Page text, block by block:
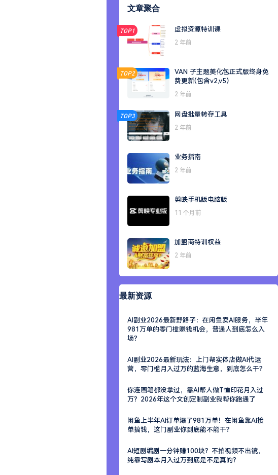
文章聚合
TOP1 虚拟资源特训课
2 年前
TOP2
VAN 子主题美化包正式版终身免
费更新(包含v2,v5）
2 年前
TOP3 网盘批量转存工具
2 年前
业务指南
2 年前
剪映手机版电脑版
11 个月前
加盟商特训权益
2 年前
最新资源
AI副业2026最新野路子：在闲鱼卖AI服务，半年
981万单的零门槛赚钱机会，普通人到底怎么入
场？
AI副业2026最新玩法：上门帮实体店做AI代运
营，零门槛月入过万的蓝海生意，到底怎么干？
你连画笔都没拿过，靠AI帮人做T恤印花月入过
万？2026年这个文创定制副业我帮你跑通了
闲鱼上半年AI订单爆了981万单！在闲鱼靠AI接
单搞钱，这门副业你到底能不能干？
AI短剧编剧一分钟赚100块？不拍视频不出镜，
纯靠写剧本月入过万到底是不是真的？